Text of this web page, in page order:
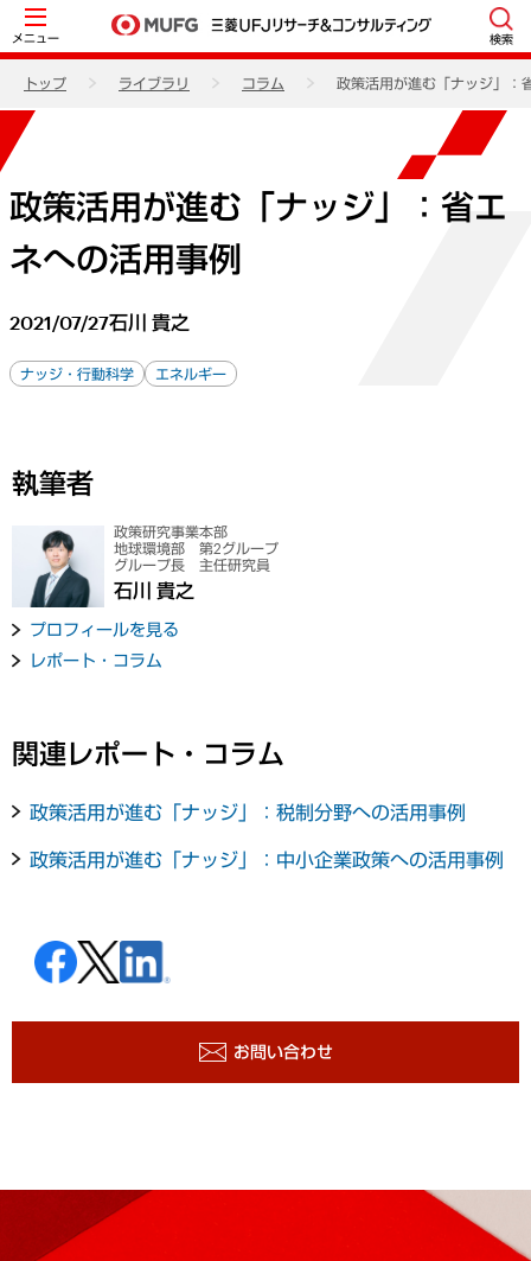
メニュー 検索
トップ ライブラリ コラム 政策活用が進む「ナッジ」：
政策活用が進む「ナッジ」：省エ
ネへの活用事例
2021/07/27石川 貴之
ナッジ・行動科学 エネルギー
執筆者
政策研究事業本部
地球環境部 第2グループ
グループ長 主任研究員
石川 貴之
プロフィールを見る
レポート・コラム
関連レポート・コラム
政策活用が進む「ナッジ」：税制分野への活用事例
政策活用が進む「ナッジ」：中小企業政策への活用事例
お問い合わせ